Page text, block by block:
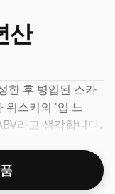
산
한 후 병입된 스카
위스키의 '입 느
라고 생각합니다.